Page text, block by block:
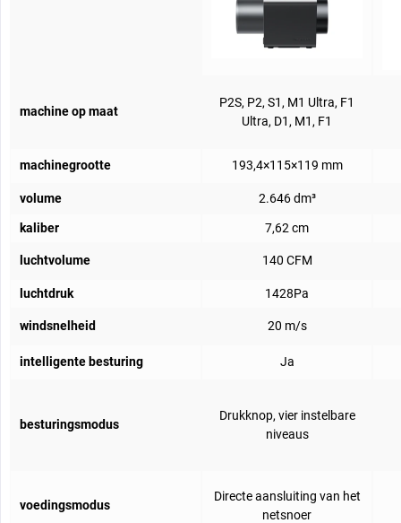
machine op maat
P2S, P2, S1, M1 Ultra, F1
Ultra, D1, M1, F1
machinegrootte 193,4×115×119 mm
volume 2.646 dm³
kaliber 7,62 cm
luchtvolume 140 CFM
luchtdruk 1428Pa
windsnelheid 20 m/s
intelligente besturing Ja
besturingsmodus
Drukknop, vier instelbare
niveaus
voedingsmodus
Directe aansluiting van het
netsnoer